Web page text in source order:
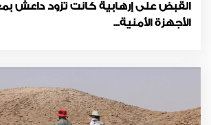
القبض على إرهابية كانت تزود داعش
الأجهزة الأمنية...